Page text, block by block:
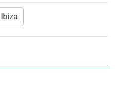
Ibiza